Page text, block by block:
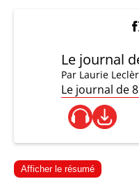
Le journal
Par Laurie
Le journal de
Afficher le résumé